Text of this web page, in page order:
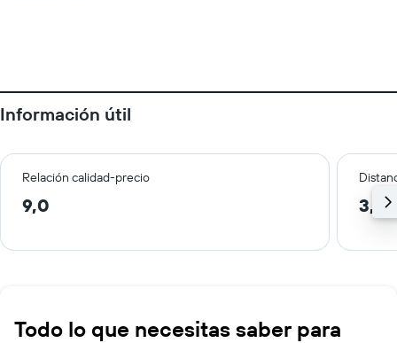
Información útil
Relación calidad-precio
9,0 3,4
Todo lo que necesitas saber para